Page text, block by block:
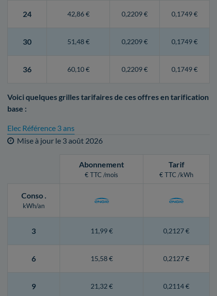
24 42,86 € 0,2209 € 0,1749 €
30 51,48 € 0,2209 € 0,1749 €
36 60,10 € 0,2209 € 0,1749 €
Voici quelques grilles tarifaires de ces offres en tarification
base :
Elec Référence 3 ans
Mise à jour le 3 août 2026
Abonnement
€ TTC /mois
Tarif
€ TTC /kWh
Conso.
kWh/an
3 11,99 € 0,2127 €
6 15,58 € 0,2127 €
9 21,32 € 0,2114 €